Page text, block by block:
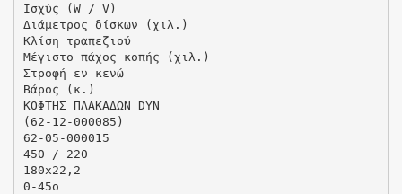
Ισχύς (W / V)
Διάμετρος δίσκων (χιλ.)
Κλίση τραπεζιού
Μέγιστο πάχος κοπής (χιλ.)
Στροφή εν κενώ
Βάρος (κ.)
ΚΟΦΤΗΣ ΠΛΑΚΑΔΩΝ DYN
(62-12-000085)
62-05-000015
450 / 220
180x22,2
0-45ο